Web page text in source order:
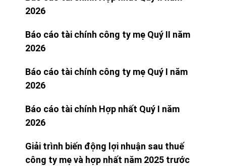
2026
Báo cáo tài chính công ty mẹ Quý II năm
2026
Báo cáo tài chính công ty mẹ Quý I năm
2026
Báo cáo tài chính Hợp nhất Quý I năm
2026
Giải trình biến động lợi nhuận sau thuế
công ty mẹ và hợp nhất năm 2025 trước